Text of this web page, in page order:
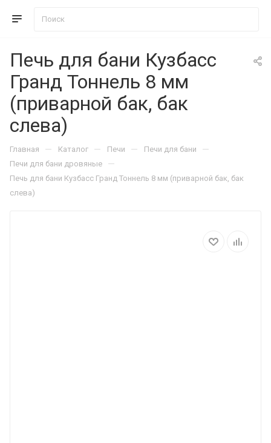
Печь для бани Кузбасс
Гранд Тоннель 8 мм
(приварной бак, бак
слева)
Главная — Каталог — Печи — Печи для бани —
Печи для бани дровяные —
Печь для бани Кузбасс Гранд Тоннель 8 мм (приварной бак, бак
слева)